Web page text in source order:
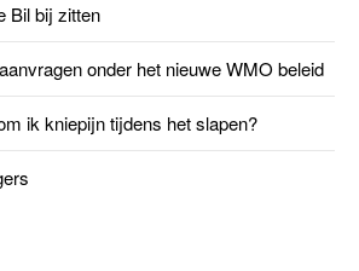
Bil bij zitten
onder het nieuwe WMO beleid
ik kniepijn tijdens het slapen?